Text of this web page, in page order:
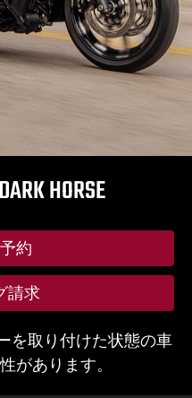
HORSE
約
請求
を取り付けた状態の車
があります。